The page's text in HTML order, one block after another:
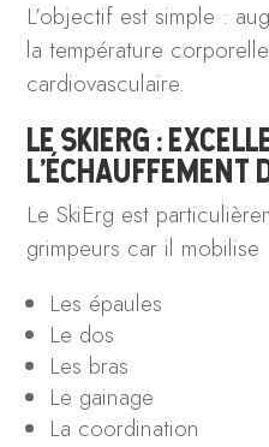
L’objectif est simple :
la température
cardiovasculaire.
LE SKIERG :
L’ÉCHAUFFEMENT
Le SkiErg est
grimpeurs car il mobilise :
Les épaules
Le dos
Les bras
Le gainage
La coordination